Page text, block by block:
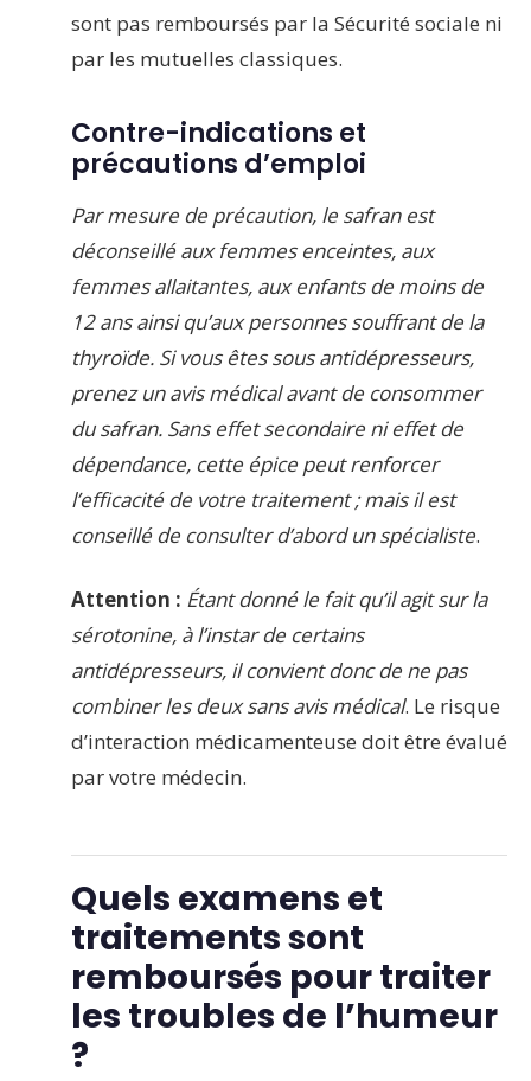
sont pas remboursés par la Sécurité sociale ni
par les mutuelles classiques.
Contre-indications et
précautions d’emploi
Par mesure de précaution, le safran est
déconseillé aux femmes enceintes, aux
femmes allaitantes, aux enfants de moins de
12 ans ainsi qu’aux personnes souffrant de la
thyroïde. Si vous êtes sous antidépresseurs,
prenez un avis médical avant de consommer
du safran. Sans effet secondaire ni effet de
dépendance, cette épice peut renforcer
l’efficacité de votre traitement ; mais il est
conseillé de consulter d’abord un spécialiste.
Attention : Étant donné le fait qu’il agit sur la
sérotonine, à l’instar de certains
antidépresseurs, il convient donc de ne pas
combiner les deux sans avis médical. Le risque
d’interaction médicamenteuse doit être évalué
par votre médecin.
Quels examens et
traitements sont
remboursés pour traiter
les troubles de l’humeur
?